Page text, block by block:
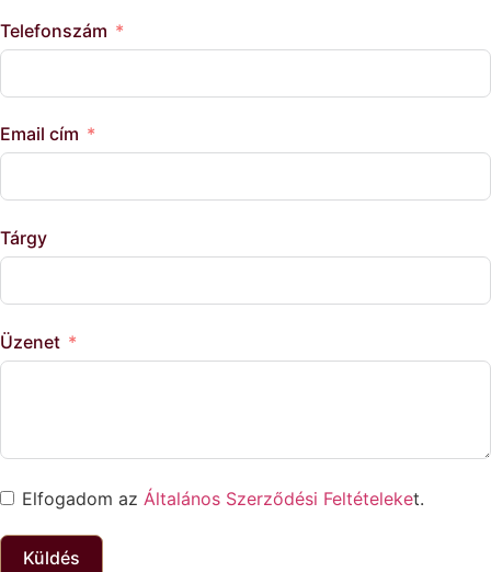
Telefonszám
Email cím
Tárgy
Üzenet
Elfogadom az Általános Szerződési Feltételeket.
Küldés